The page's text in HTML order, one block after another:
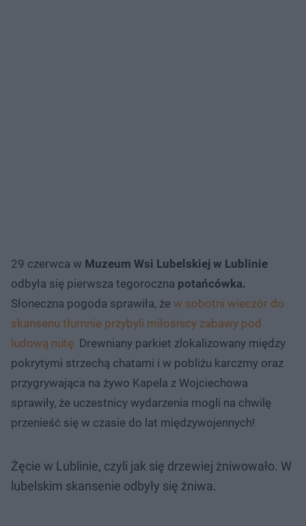
29 czerwca w Muzeum Wsi Lubelskiej w Lublinie
odbyła się pierwsza tegoroczna potańcówka.
Słoneczna pogoda sprawiła, że w sobotni wieczór do
skansenu tłumnie przybyli miłośnicy zabawy pod
ludową nutę. Drewniany parkiet zlokalizowany między
pokrytymi strzechą chatami i w pobliżu karczmy oraz
przygrywająca na żywo Kapela z Wojciechowa
sprawiły, że uczestnicy wydarzenia mogli na chwilę
przenieść się w czasie do lat międzywojennych!
Żęcie w Lublinie, czyli jak się drzewiej żniwowało. W
lubelskim skansenie odbyły się żniwa.